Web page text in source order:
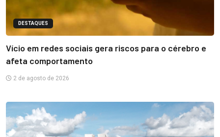
DESTAQUES
Vício em redes sociais gera riscos para o cérebro e
afeta comportamento
2 de agosto de 2026